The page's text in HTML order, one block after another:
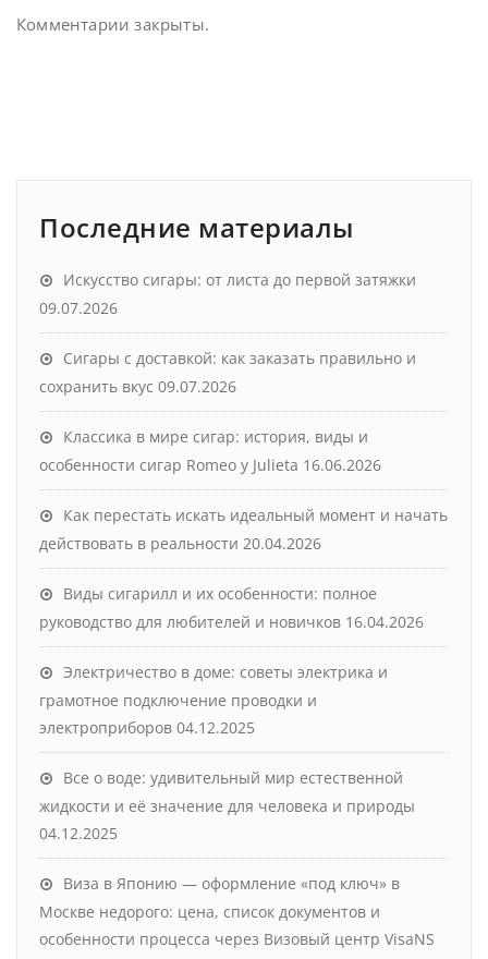
Комментарии закрыты.
Последние материалы
Искусство сигары: от листа до первой затяжки
09.07.2026
Сигары с доставкой: как заказать правильно и
сохранить вкус 09.07.2026
Классика в мире сигар: история, виды и
особенности сигар Romeo y Julieta 16.06.2026
Как перестать искать идеальный момент и начать
действовать в реальности 20.04.2026
Виды сигарилл и их особенности: полное
руководство для любителей и новичков 16.04.2026
Электричество в доме: советы электрика и
грамотное подключение проводки и
электроприборов 04.12.2025
Все о воде: удивительный мир естественной
жидкости и её значение для человека и природы
04.12.2025
Виза в Японию — оформление «под ключ» в
Москве недорого: цена, список документов и
особенности процесса через Визовый центр VisaNS